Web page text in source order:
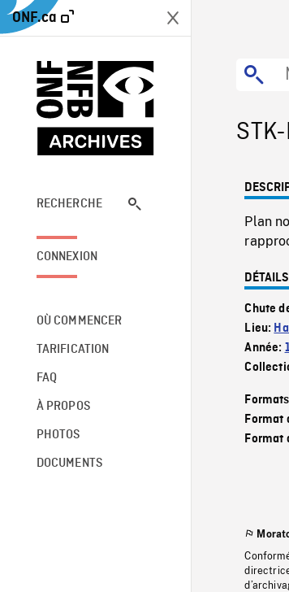
ONF.ca
RECHERCHE
CONNEXION
OÙ COMMENCER
TARIFICATION
FAQ
À PROPOS
PHOTOS
DOCUMENTS
Plan
DÉTAILS
Chute
Lieu:
Année:
Format
Format